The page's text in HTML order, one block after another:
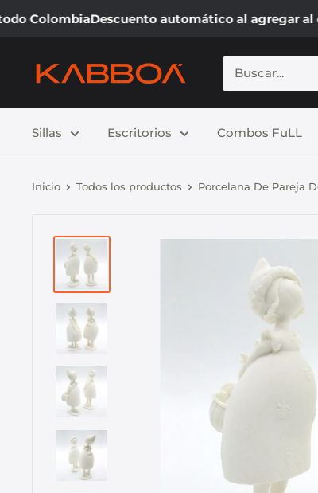
ColombiaDescuento automático al agregar al
Sillas Escritorios Combos FuLL
Inicio Todos los productos Porcelana De Pareja